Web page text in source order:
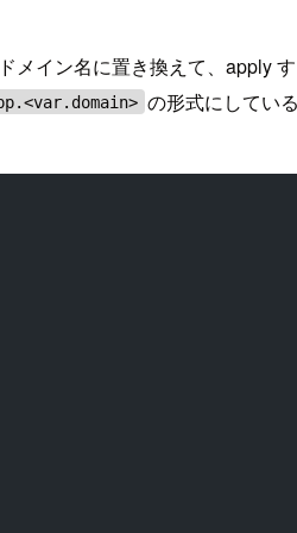
メイン名に置き換えて、apply す
の形式にしてい